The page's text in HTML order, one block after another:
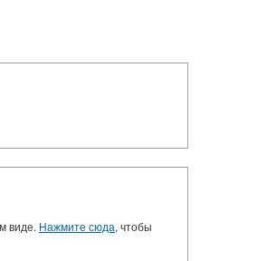
виде. Нажмите сюда, чтобы